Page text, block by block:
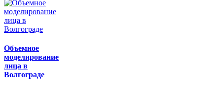
Объемное
моделирование
лица в
Волгограде